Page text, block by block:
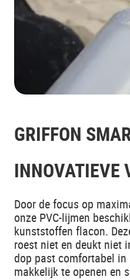
GRIFFON
INNOVATIEVE
Door de focus op
onze PVC-lijmen
kunststoffen flacon.
roest niet en deukt niet
dop past comfortabel
makkelijk te openen en